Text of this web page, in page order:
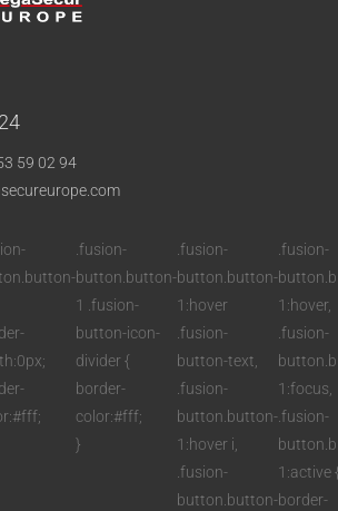
59 02 94
.fusion-
button.button-
1 .fusion-
button-icon-
divider {
border-
color:#fff;
}
.fusion-
button.button-
1:hover
.fusion-
button-text,
.fusion-
button.button-
1:hover i,
.fusion-
button.button-
.fusion-
1:hover,
.fusion-
1:focus,
.fusion-
1:active
border-